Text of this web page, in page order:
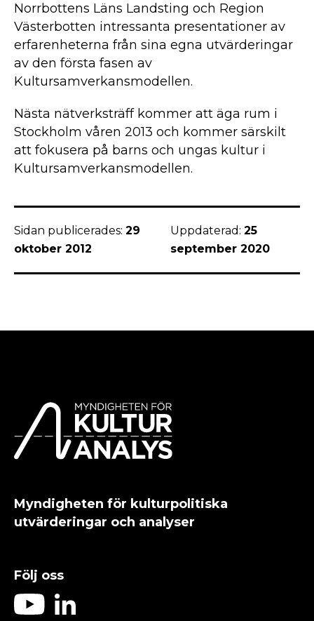
Norrbottens Läns Landsting och Region
Västerbotten intressanta presentationer av
erfarenheterna från sina egna utvärderingar
av den första fasen av
Kultursamverkansmodellen.
Nästa nätverksträff kommer att äga rum i
Stockholm våren 2013 och kommer särskilt
att fokusera på barns och ungas kultur i
Kultursamverkansmodellen.
Sidan publicerades: 29
oktober 2012
Uppdaterad: 25
september 2020
Myndigheten för kulturpolitiska
utvärderingar och analyser
Följ oss